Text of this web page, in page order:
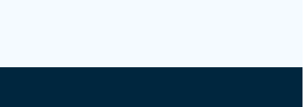
by sending a letter together with a photocopy of your ID, to P.I.